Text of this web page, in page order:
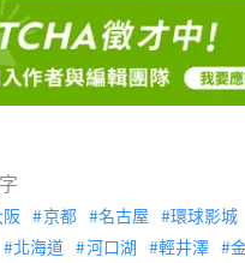
阪 京都 名古屋
環球影城
北海道 河口湖 輕井澤